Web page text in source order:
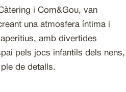
i Com&Gou, van
una atmosfera íntima i
amb divertides
pels jocs infantils dels nens,
de detalls.